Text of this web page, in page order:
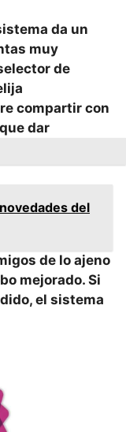
da un
muy
de
compartir con
dar
del
de lo ajeno
mejorado. Si
el sistema